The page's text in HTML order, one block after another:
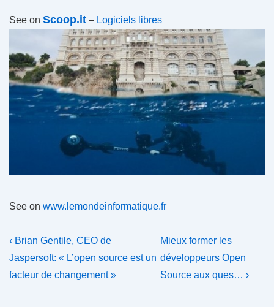
See on Scoop.it – Logiciels libres
See on www.lemondeinformatique.fr
Navigation
de
l’article
Previous
Post
is
‹ Brian Gentile, CEO de
Jaspersoft: « L’open source est un
facteur de changement »
Next
Post
is
Mieux former les
développeurs Open
Source aux ques… ›